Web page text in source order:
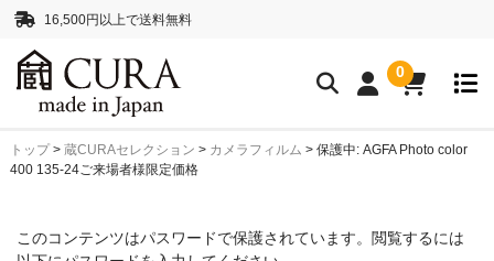
16,500円以上で送料無料
0
クリーニングアイテム
レンズクリーナー液 ボディークリーナー液
トップ> 蔵CURAセレクション > カメラフィルム > 保護中: AGFA Photo color
400 135-24ご来場者様限定価格
このコンテンツはパスワードで保護されています。閲覧するには